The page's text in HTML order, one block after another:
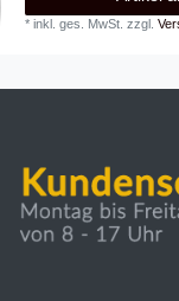
*inkl. ges. MwSt. zzgl.